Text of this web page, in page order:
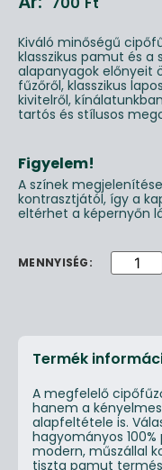
Kiváló minőségű
klasszikus pamut és a
alapanyagok előnyeit
fűzőről, klasszikus
kivitelről,
tartós és stílusos
Figyelem!
A színek
kontrasztjától, így a
eltérhet a képernyőn
Termék
A megfelelő
hanem a
alapfeltétele is.
hagyományos
modern, műszállal
tiszta pamut